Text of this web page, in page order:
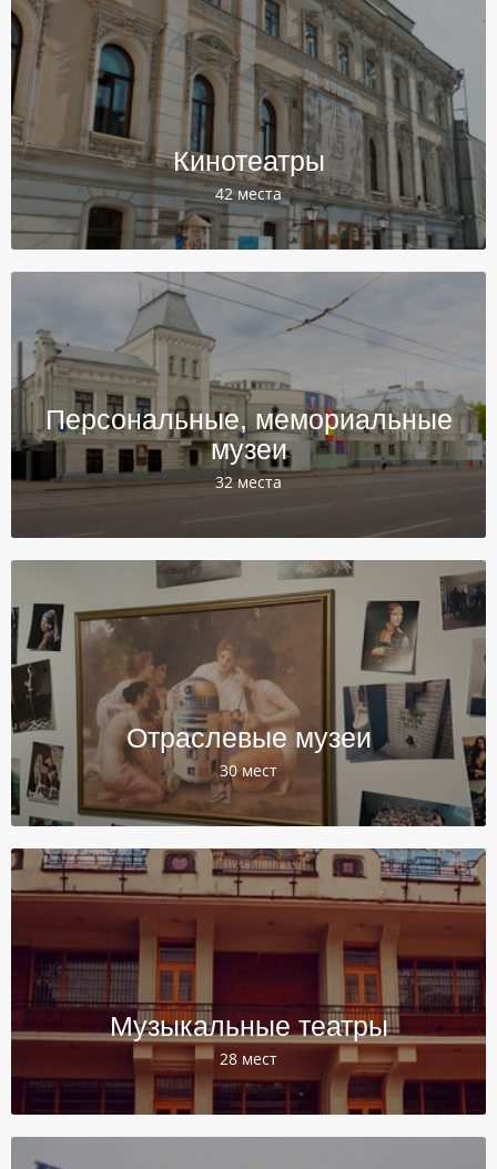
Кинотеатры
42 места
Персональные, мемориальные
музеи
32 места
Отраслевые музеи
30 мест
Музыкальные театры
28 мест